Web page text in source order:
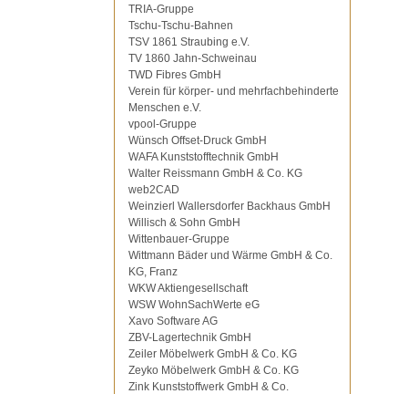
TRIA-Gruppe
Tschu-Tschu-Bahnen
TSV 1861 Straubing e.V.
TV 1860 Jahn-Schweinau
TWD Fibres GmbH
Verein für körper- und mehrfachbehinderte
Menschen e.V.
vpool-Gruppe
Wünsch Offset-Druck GmbH
WAFA Kunststofftechnik GmbH
Walter Reissmann GmbH & Co. KG
web2CAD
Weinzierl Wallersdorfer Backhaus GmbH
Willisch & Sohn GmbH
Wittenbauer-Gruppe
Wittmann Bäder und Wärme GmbH & Co.
KG, Franz
WKW Aktiengesellschaft
WSW WohnSachWerte eG
Xavo Software AG
ZBV-Lagertechnik GmbH
Zeiler Möbelwerk GmbH & Co. KG
Zeyko Möbelwerk GmbH & Co. KG
Zink Kunststoffwerk GmbH & Co.